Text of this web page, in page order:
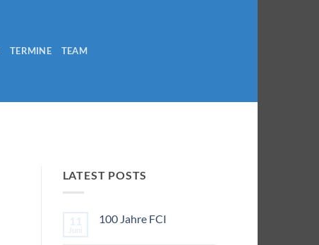
TERMINE TEAM
LATEST POSTS
11
Juni
100 Jahre FCI